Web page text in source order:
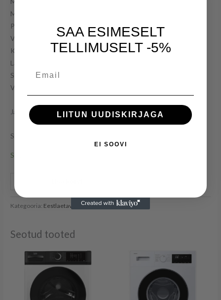
Maksimaalne kuivatuskogus: 5 kg
Pesuprogrammide arv: 16
Viitstart: 3-6-9 h
Kõrgus: 84 cm
Laius: 60 cm
Sügavus: 55 cm
Värv: valge
Järelmaks 53€ 12 kuud
Saadavus: tellimisel 2-4 tööpäeva
Saadaval järeltellimisel
Kategooria: Eestlaetavad pesumasinad
Seotud tooted
SAA ESIMESELT
TELLIMUSELT -5%
LIITUN UUDISKIRJAGA
EI SOOVI